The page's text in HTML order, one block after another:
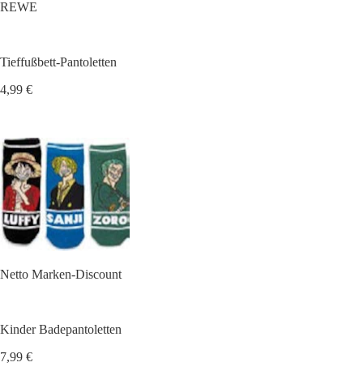
REWE
Tieffußbett-Pantoletten
4,99 €
Netto Marken-Discount
Kinder Badepantoletten
7,99 €